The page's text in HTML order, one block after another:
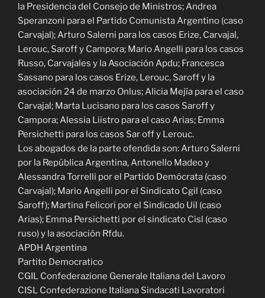
la Presidencia del Consejo de Ministros; Andrea
Speranzoni para el Partido Comunista Argentino (caso
Carvajal); Arturo Salerni para los casos Erize, Carvajal,
Lerouc, Saroff y Campora; Mario Angelli para los casos
Russo, Carvajales y la Asociación Apdu; Francesca
Sassano para los casos Erize, Lerouc, Saroff y la
asociación 24 de marzo Onlus; Alicia Mejía para el caso
Carvajal; Marta Lucisano para los casos Saroff y
Campora; Alessia Liistro para el caso Arias; Emma
Persichetti para los casos Sar off y Lerouc.
Los abogados de la parte ofendida son: Arturo Salerni
por la República Argentina, Antonello Madeo y
Alessandra Torrelli por el Partido Demócrata (caso
Carvajal); Mario Angelli por el Sindicato Cgil (caso
Saroff); Martina Felicori por el Sindicado Uil (caso
Arias); Emma Persichetti por el sindicato Cisl (caso
ruso) y la asociación Rfdu.
APDH Argentina
Partito Democratico
CGIL Confederazione Generale Italiana del Lavoro
CISL Confederazione Italiana Sindacati Lavoratori